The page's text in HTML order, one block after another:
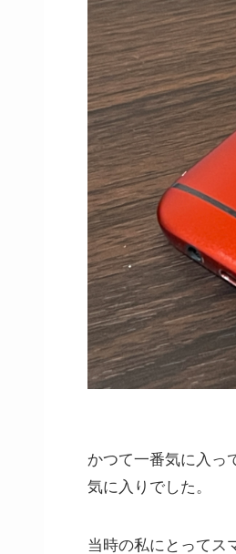
かつて一番気に入っ
気に入りでした。
当時の私にとってス